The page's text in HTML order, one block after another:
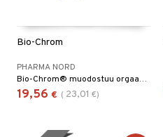
Bio-Chrom
PHARMA NORD
Bio-Chrom® muodostuu orgaanisesta kromista jolla on paljon suurempi saatavuus ja vaikutus kehoon kuin ei-orgaanisella muodolla.
19,56 € ( 23,01 €)